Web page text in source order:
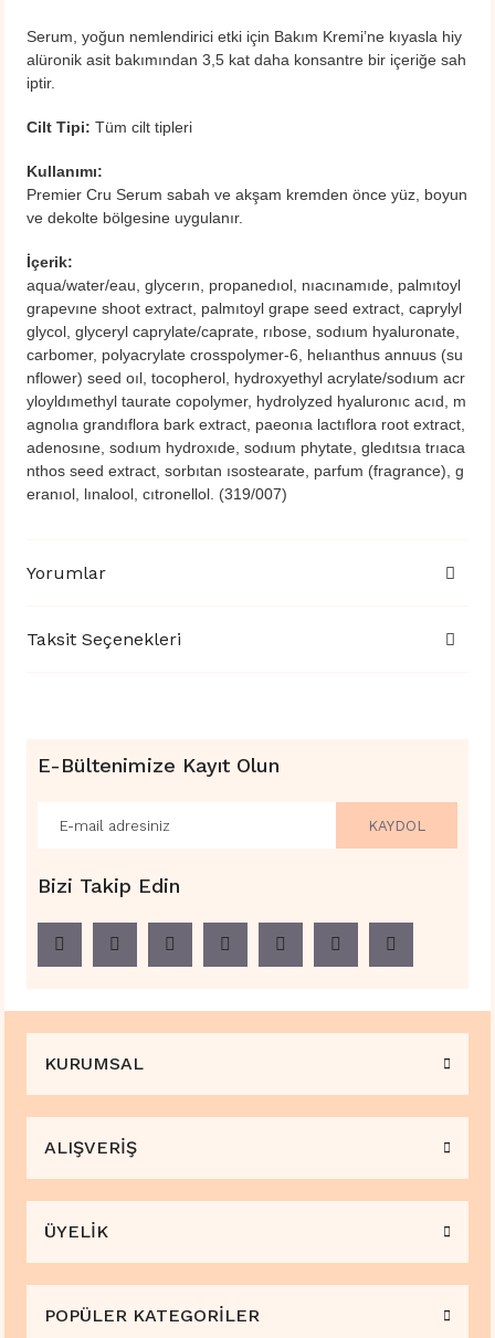
Serum, yoğun nemlendirici etki için Bakım Kremi’ne kıyasla hiy
alüronik asit bakımından 3,5 kat daha konsantre bir içeriğe sah
iptir.
Cilt Tipi: Tüm cilt tipleri
Kullanımı:
Premier Cru Serum sabah ve akşam kremden önce yüz, boyun
ve dekolte bölgesine uygulanır.
İçerik:
aqua/water/eau, glycerın, propanedıol, nıacınamıde, palmıtoyl
grapevıne shoot extract, palmıtoyl grape seed extract, caprylyl
glycol, glyceryl caprylate/caprate, rıbose, sodıum hyaluronate,
carbomer, polyacrylate crosspolymer-6, helıanthus annuus (su
nflower) seed oıl, tocopherol, hydroxyethyl acrylate/sodıum acr
yloyldımethyl taurate copolymer, hydrolyzed hyaluronıc acıd, m
agnolıa grandıflora bark extract, paeonıa lactıflora root extract,
adenosıne, sodıum hydroxıde, sodıum phytate, gledıtsıa trıaca
nthos seed extract, sorbıtan ısostearate, parfum (fragrance), g
eranıol, lınalool, cıtronellol. (319/007)
Yorumlar
Taksit Seçenekleri
E-Bültenimize Kayıt Olun
KAYDOL
Bizi Takip Edin
KURUMSAL
ALIŞVERİŞ
ÜYELİK
POPÜLER KATEGORİLER